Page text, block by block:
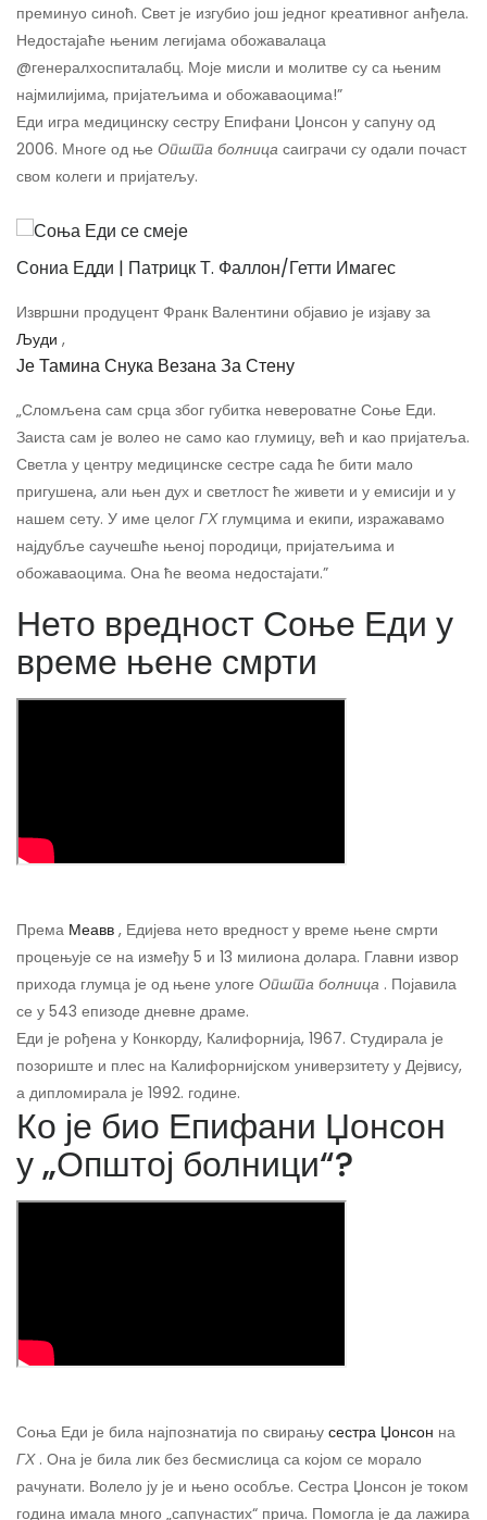
преминуо синоћ. Свет је изгубио још једног креативног анђела.
Недостајаће њеним легијама обожавалаца
@генералхоспиталабц. Моје мисли и молитве су са њеним
најмилијима, пријатељима и обожаваоцима!”
Еди игра медицинску сестру Епифани Џонсон у сапуну од
2006. Многе од ње Општа болница саиграчи су одали почаст
свом колеги и пријатељу.
Сониа Едди | Патрицк Т. Фаллон/Гетти Имагес
Извршни продуцент Франк Валентини објавио је изјаву за
Људи ,
Је Тамина Снука Везана За Стену
„Сломљена сам срца због губитка невероватне Соње Еди.
Заиста сам је волео не само као глумицу, већ и као пријатеља.
Светла у центру медицинске сестре сада ће бити мало
пригушена, али њен дух и светлост ће живети и у емисији и у
нашем сету. У име целог ГХглумцима и екипи, изражавамо
најдубље саучешће њеној породици, пријатељима и
обожаваоцима. Она ће веома недостајати.”
Нето вредност Соње Еди у
време њене смрти
Према Меавв , Едијева нето вредност у време њене смрти
процењује се на између 5 и 13 милиона долара. Главни извор
прихода глумца је од њене улоге Општа болница . Појавила
се у 543 епизоде ​​дневне драме.
Еди је рођена у Конкорду, Калифорнија, 1967. Студирала је
позориште и плес на Калифорнијском универзитету у Дејвису,
а дипломирала је 1992. године.
Ко је био Епифани Џонсон
у „Општој болници“?
Соња Еди је била најпознатија по свирању сестра Џонсон на
ГХ. Она је била лик без бесмислица са којом се морало
рачунати. Волело ју је и њено особље. Сестра Џонсон је током
година имала много „сапунастих“ прича. Помогла је да лажира